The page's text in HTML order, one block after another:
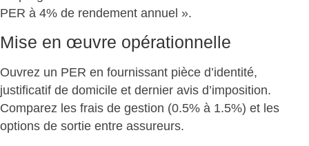
PER à 4% de rendement annuel ».
Mise en œuvre opérationnelle
Ouvrez un PER en fournissant pièce d’identité,
justificatif de domicile et dernier avis d’imposition.
Comparez les frais de gestion (0.5% à 1.5%) et les
options de sortie entre assureurs.